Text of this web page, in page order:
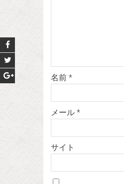
名前 *
メール *
サイト